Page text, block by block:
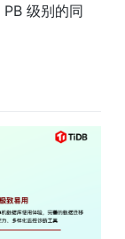
级别的同